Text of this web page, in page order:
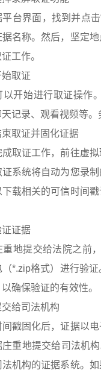
台界面，找到并点
据名称。然后，坚定
工作。
取证
以开始进行取证操作
记录、观看视频等
取证并固化证据
取证工作，前往虚
系统将自动为您录
载相关的可信时间
证据
地提交给法院之前
（*.zip格式）进行验
确保验证的有效性。
给司法机构
戳固化后，证据以
庄重地提交给司法机
机构的证据系统。